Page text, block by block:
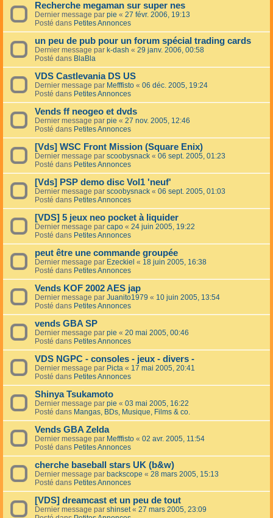
Recherche megaman sur super nes
Dernier message par pie « 27 févr. 2006, 19:13
Posté dans Petites Annonces
un peu de pub pour un forum spécial trading cards
Dernier message par k-dash « 29 janv. 2006, 00:58
Posté dans BlaBla
VDS Castlevania DS US
Dernier message par Mefffisto « 06 déc. 2005, 19:24
Posté dans Petites Annonces
Vends ff neogeo et dvds
Dernier message par pie « 27 nov. 2005, 12:46
Posté dans Petites Annonces
[Vds] WSC Front Mission (Square Enix)
Dernier message par scoobysnack « 06 sept. 2005, 01:23
Posté dans Petites Annonces
[Vds] PSP demo disc Vol1 'neuf'
Dernier message par scoobysnack « 06 sept. 2005, 01:03
Posté dans Petites Annonces
[VDS] 5 jeux neo pocket à liquider
Dernier message par capo « 24 juin 2005, 19:22
Posté dans Petites Annonces
peut être une commande groupée
Dernier message par Ezeckiel « 18 juin 2005, 16:38
Posté dans Petites Annonces
Vends KOF 2002 AES jap
Dernier message par Juanito1979 « 10 juin 2005, 13:54
Posté dans Petites Annonces
vends GBA SP
Dernier message par pie « 20 mai 2005, 00:46
Posté dans Petites Annonces
VDS NGPC - consoles - jeux - divers -
Dernier message par Picta « 17 mai 2005, 20:41
Posté dans Petites Annonces
Shinya Tsukamoto
Dernier message par pie « 03 mai 2005, 16:22
Posté dans Mangas, BDs, Musique, Films & co.
Vends GBA Zelda
Dernier message par Mefffisto « 02 avr. 2005, 11:54
Posté dans Petites Annonces
cherche baseball stars UK (b&w)
Dernier message par backscope « 28 mars 2005, 15:13
Posté dans Petites Annonces
[VDS] dreamcast et un peu de tout
Dernier message par shinset« 27 mars 2005, 23:09